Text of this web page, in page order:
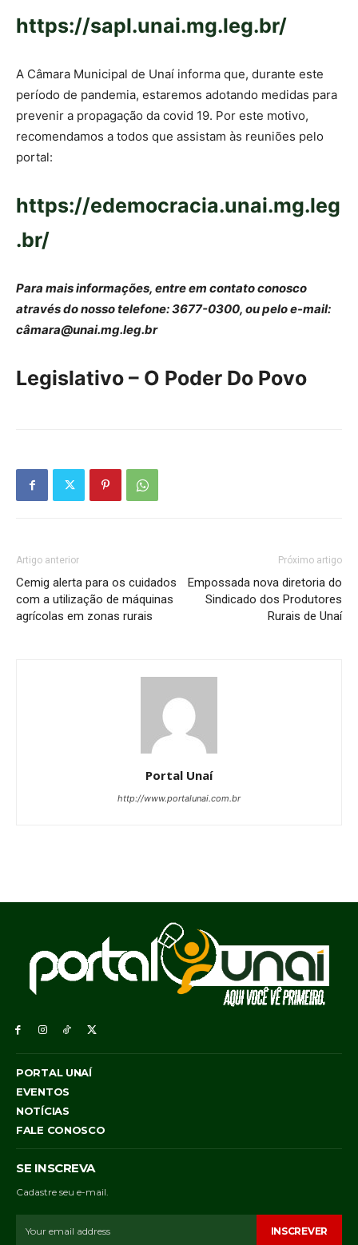
https://sapl.unai.mg.leg.br/
A Câmara Municipal de Unaí informa que, durante este
período de pandemia, estaremos adotando medidas para
prevenir a propagação da covid 19. Por este motivo,
recomendamos a todos que assistam às reuniões pelo
portal:
https://edemocracia.unai.mg.leg
.br/
Para mais informações, entre em contato conosco
através do nosso telefone: 3677-0300, ou pelo e-mail:
câmara@unai.mg.leg.br
Legislativo – O Poder Do Povo
Artigo anterior
Cemig alerta para os cuidados
com a utilização de máquinas
agrícolas em zonas rurais
Próximo artigo
Empossada nova diretoria do
Sindicado dos Produtores
Rurais de Unaí
Portal Unaí
http://www.portalunai.com.br
PORTAL UNAÍ
EVENTOS
NOTÍCIAS
FALE CONOSCO
SE INSCREVA
Cadastre seu e-mail.
INSCREVER